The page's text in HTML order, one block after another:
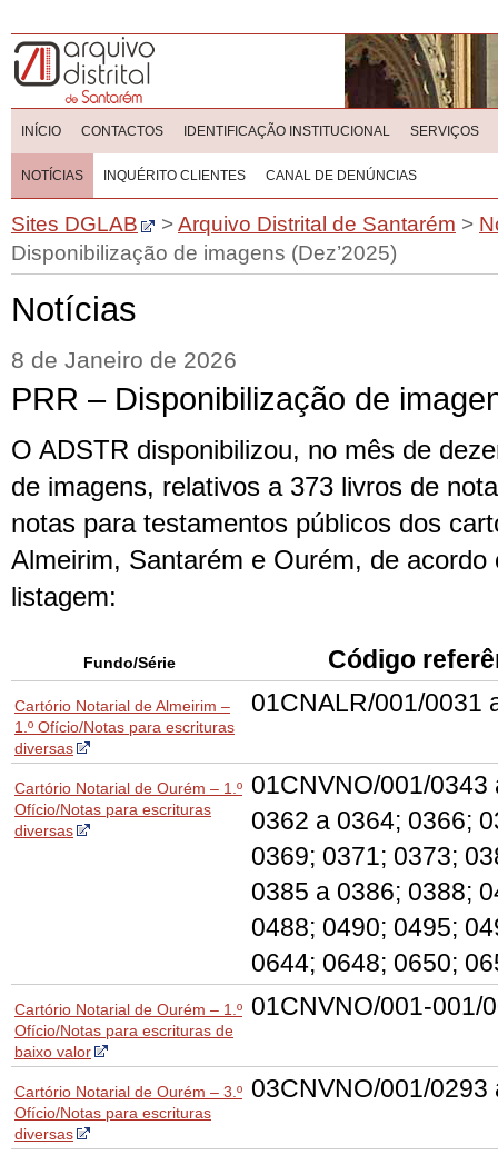
INÍCIO CONTACTOS IDENTIFICAÇÃO INSTITUCIONAL SERVIÇOS
NOTÍCIAS INQUÉRITO CLIENTES CANAL DE DENÚNCIAS
Sites DGLAB >Arquivo Distrital de Santarém >
Disponibilização de imagens (Dez’2025)
Notícias
8 de Janeiro de 2026
PRR – Disponibilização de
O ADSTR disponibilizou, no mês de
de imagens, relativos a 373 livros de
notas para testamentos públicos dos
Almeirim, Santarém e Ourém, de acordo
listagem:
Fundo/Série Código
Cartório Notarial de Almeirim –
1.º Ofício/Notas para escrituras
diversas
01CNALR/001/0031
Cartório Notarial de Ourém – 1.º
Ofício/Notas para escrituras
diversas
01CNVNO/001/0343
0362 a 0364; 0366;
0369; 0371; 0373;
0385 a 0386; 0388;
0488; 0490; 0495;
0644; 0648; 0650;
Cartório Notarial de Ourém – 1.º
Ofício/Notas para escrituras de
baixo valor
01CNVNO/001-001/
Cartório Notarial de Ourém – 3.º
Ofício/Notas para escrituras
diversas
03CNVNO/001/0293